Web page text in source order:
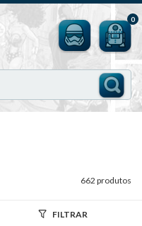
0
662 produtos
FILTRAR